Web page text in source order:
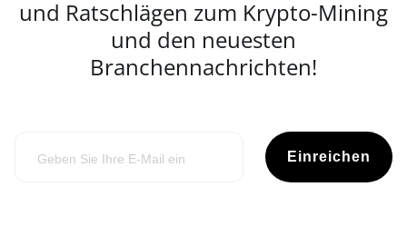
und Ratschlägen zum Krypto-Mining
und den neuesten
Branchennachrichten!
Einreichen